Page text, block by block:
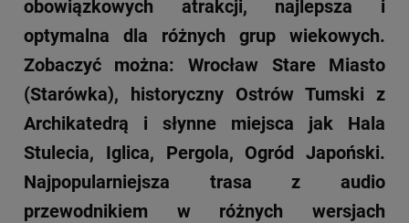
obowiązkowych atrakcji, najlepsza i
optymalna dla różnych grup wiekowych.
Zobaczyć można: Wrocław Stare Miasto
(Starówka), historyczny Ostrów Tumski z
Archikatedrą i słynne miejsca jak Hala
Stulecia, Iglica, Pergola, Ogród Japoński.
Najpopularniejsza trasa z audio
przewodnikiem w różnych wersjach